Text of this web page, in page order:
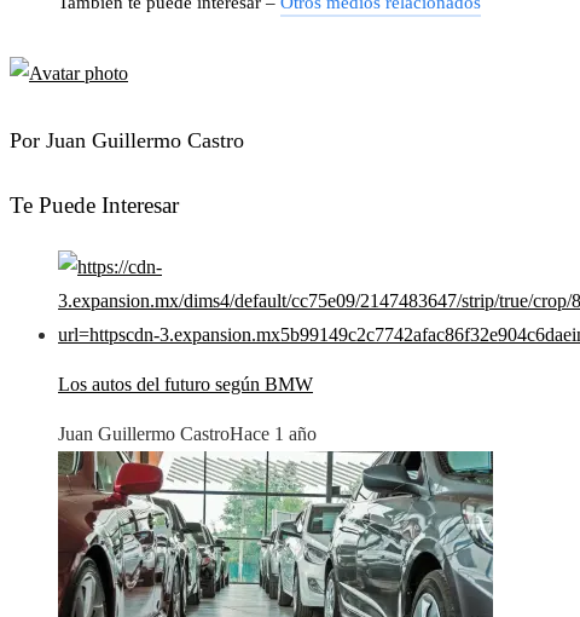
Por Juan Guillermo Castro
Te Puede Interesar
Los autos del futuro según BMW
Juan Guillermo CastroHace 1 año